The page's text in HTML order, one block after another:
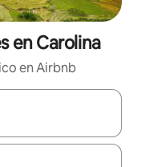
en Carolina
en Airbnb
podrás navegar